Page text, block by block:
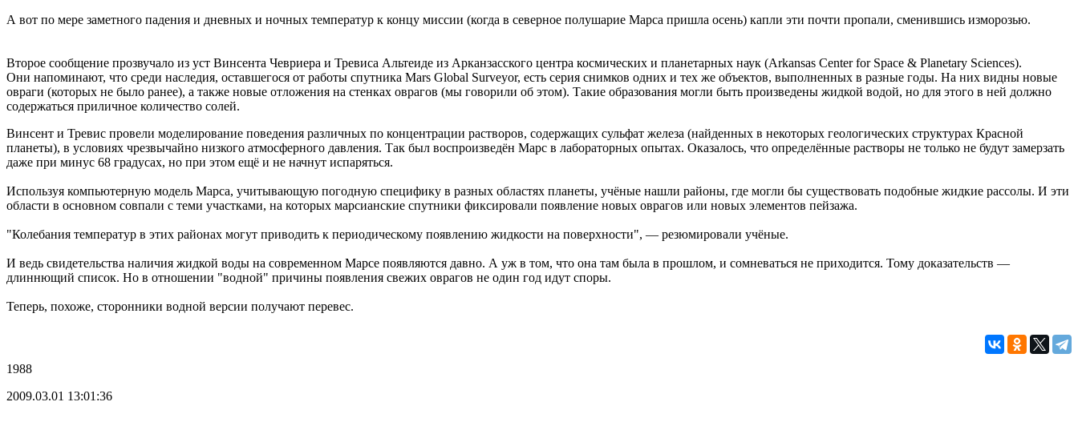
А вот по мере заметного падения и дневных и ночных температур к концу миссии (когда в северное полушарие Марса пришла осень) капли эти почти пропали, сменившись изморозью.
Второе сообщение прозвучало из уст Винсента Чевриера и Тревиса Альтеиде из Арканзасского центра космических и планетарных наук (Arkansas Center for Space & Planetary Sciences).
Они напоминают, что среди наследия, оставшегося от работы спутника Mars Global Surveyor, есть серия снимков одних и тех же объектов, выполненных в разные годы. На них видны новые
овраги (которых не было ранее), а также новые отложения на стенках оврагов (мы говорили об этом). Такие образования могли быть произведены жидкой водой, но для этого в ней должно
содержаться приличное количество солей.
Винсент и Тревис провели моделирование поведения различных по концентрации растворов, содержащих сульфат железа (найденных в некоторых геологических структурах Красной
планеты), в условиях чрезвычайно низкого атмосферного давления. Так был воспроизведён Марс в лабораторных опытах. Оказалось, что определённые растворы не только не будут замерзать
даже при минус 68 градусах, но при этом ещё и не начнут испаряться.
Используя компьютерную модель Марса, учитывающую погодную специфику в разных областях планеты, учёные нашли районы, где могли бы существовать подобные жидкие рассолы. И эти
области в основном совпали с теми участками, на которых марсианские спутники фиксировали появление новых оврагов или новых элементов пейзажа.
"Колебания температур в этих районах могут приводить к периодическому появлению жидкости на поверхности", — резюмировали учёные.
И ведь свидетельства наличия жидкой воды на современном Марсе появляются давно. А уж в том, что она там была в прошлом, и сомневаться не приходится. Тому доказательств —
длиннющий список. Но в отношении "водной" причины появления свежих оврагов не один год идут споры.
Теперь, похоже, сторонники водной версии получают перевес.
1988
2009.03.01 13:01:36